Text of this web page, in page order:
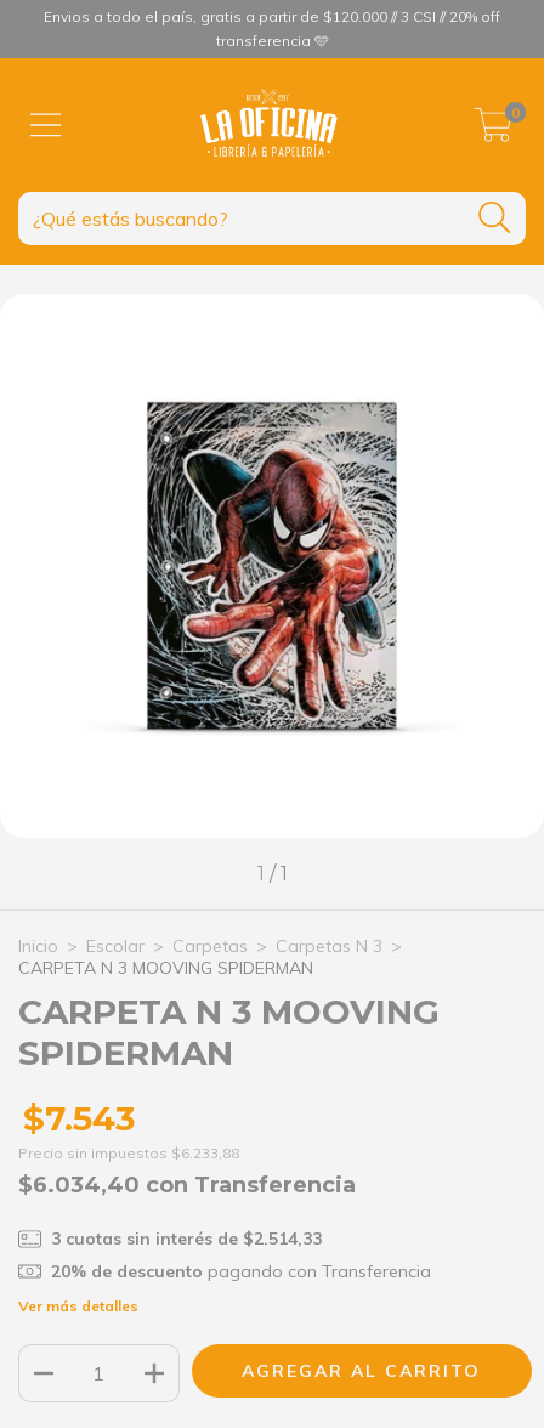
Envios a todo el país, gratis a partir de $120.000 // 3 CSI // 20% off
transferencia 🩵
0
1 /1
Inicio > Escolar > Carpetas > Carpetas N 3 >
CARPETA N 3 MOOVING SPIDERMAN
CARPETA N 3 MOOVING
SPIDERMAN
$7.543
Precio sin impuestos $6.233,88
$6.034,40 con Transferencia
3 cuotas sin interés de $2.514,33
20% de descuento pagando con Transferencia
Ver más detalles